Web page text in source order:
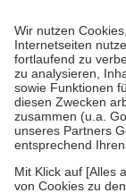
höchstens zehn Euro.
Kosten der
Diese Regeln
Bei Heilmitteln und
Zuzahlung zehn
Verordnung.
Um das
stärken und die
fallenkeine